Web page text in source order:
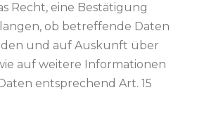
Recht, eine Bestätigung
ob betreffende Daten
und auf Auskunft über
auf weitere Informationen
entsprechend Art. 15